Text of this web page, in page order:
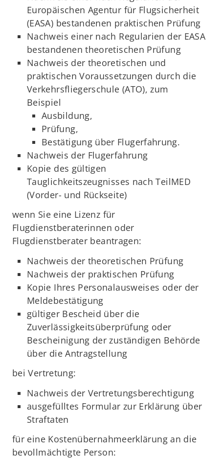
Europäischen Agentur für Flugsicherheit
(EASA) bestandenen praktischen Prüfung
Nachweis einer nach Regularien der EASA
bestandenen theoretischen Prüfung
Nachweis der theoretischen und
praktischen Voraussetzungen durch die
Verkehrsfliegerschule (ATO), zum
Beispiel
Ausbildung,
Prüfung,
Bestätigung über Flugerfahrung.
Nachweis der Flugerfahrung
Kopie des gültigen
Tauglichkeitszeugnisses nach TeilMED
(Vorder- und Rückseite)
wenn Sie eine Lizenz für
Flugdienstberaterinnen oder
Flugdienstberater beantragen:
Nachweis der theoretischen Prüfung
Nachweis der praktischen Prüfung
Kopie Ihres Personalausweises oder der
Meldebestätigung
gültiger Bescheid über die
Zuverlässigkeitsüberprüfung oder
Bescheinigung der zuständigen Behörde
über die Antragstellung
bei Vertretung:
Nachweis der Vertretungsberechtigung
ausgefülltes Formular zur Erklärung über
Straftaten
für eine Kostenübernahmeerklärung an die
bevollmächtigte Person: